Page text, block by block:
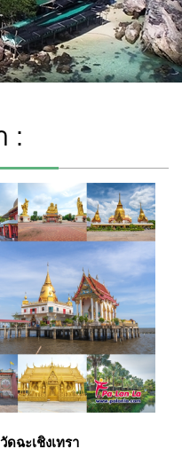
:
ฉะเชิงเทรา